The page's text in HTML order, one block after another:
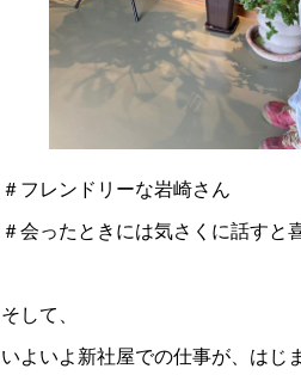
＃フレンドリーな岩崎さん
＃会ったときには気さくに話すと
そして、
いよいよ新社屋での仕事が、はじ